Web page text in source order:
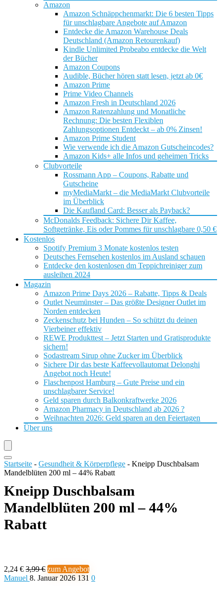
Amazon
Amazon Schnäppchenmarkt: Die 6 besten Tipps
für unschlagbare Angebote auf Amazon
Entdecke die Amazon Warehouse Deals
Deutschland (Amazon Retourenkauf)
Kindle Unlimited Probeabo entdecke die Welt
der Bücher
Amazon Coupons
Audible, Bücher hören statt lesen, jetzt ab 0€
Amazon Prime
Prime Video Channels
Amazon Fresh in Deutschland 2026
Amazon Ratenzahlung und Monatliche
Rechnung: Die besten Flexiblen
Zahlungsoptionen Entdeckt – ab 0% Zinsen!
Amazon Prime Student
Wie verwende ich die Amazon Gutscheincodes?
Amazon Kids+ alle Infos und geheimen Tricks
Clubvorteile
Rossmann App – Coupons, Rabatte und
Gutscheine
myMediaMarkt – die MediaMarkt Clubvorteile
im Überblick
Die Kaufland Card: Besser als Payback?
McDonalds Feedback: Sichere Dir Kaffee,
Softgetränke, Eis oder Pommes für unschlagbare 0,50 €
Kostenlos
Spotify Premium 3 Monate kostenlos testen
Deutsches Fernsehen kostenlos im Ausland schauen
Entdecke den kostenlosen dm Teppichreiniger zum
ausleihen 2024
Magazin
Amazon Prime Days 2026 – Rabatte, Tipps & Deals
Outlet Neumünster – Das größte Designer Outlet im
Norden entdecken
Zeckenschutz bei Hunden – So schützt du deinen
Vierbeiner effektiv
REWE Produkttest – Jetzt Starten und Gratisprodukte
sichern!
Sodastream Sirup ohne Zucker im Überblick
Sichere Dir das beste Kaffeevollautomat Delonghi
Angebot noch Heute!
Flaschenpost Hamburg – Gute Preise und ein
unschlagbarer Service!
Geld sparen durch Balkonkraftwerke 2026
Amazon Pharmacy in Deutschland ab 2026 ?
Weihnachten 2026: Geld sparen an den Feiertagen
Über uns
Startseite - Gesundheit & Körperpflege - Kneipp Duschbalsam
Mandelblüten 200 ml – 44% Rabatt
Kneipp Duschbalsam
Mandelblüten 200 ml – 44%
Rabatt
2,24 € 3,99 € zum Angebot
Manuel 8. Januar 2026 131 0